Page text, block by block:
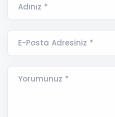
Adınız *
E-Posta Adresiniz *
Yorumunuz *